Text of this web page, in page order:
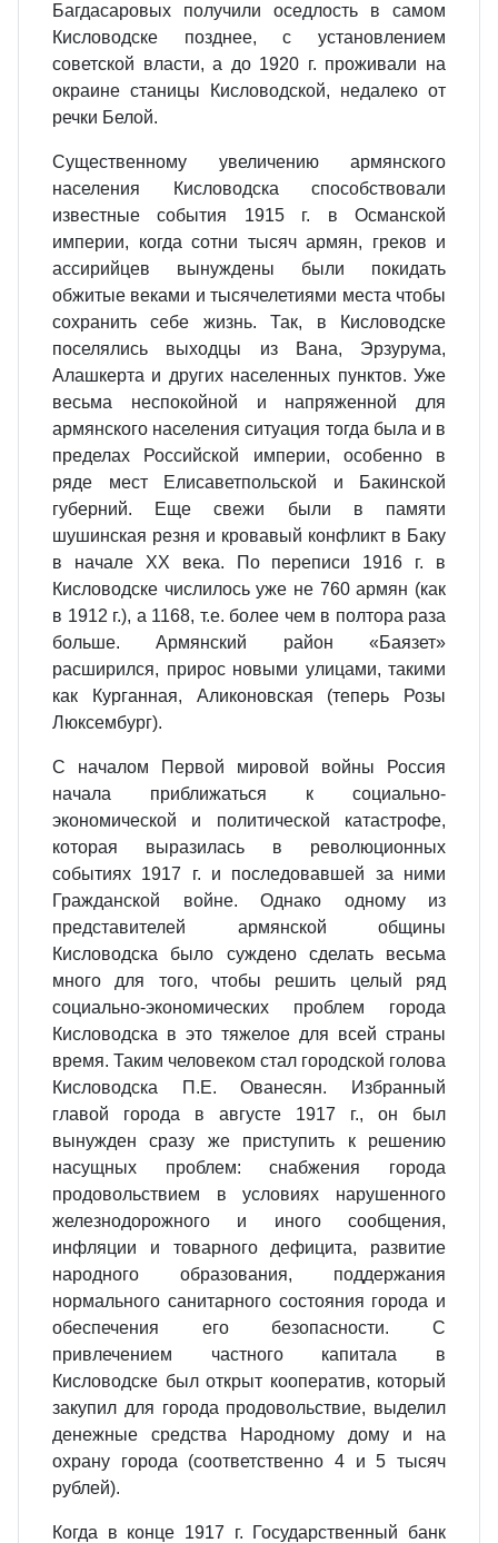
Багдасаровых получили оседлость в самом
Кисловодске позднее, с установлением
советской власти, а до 1920 г. проживали на
окраине станицы Кисловодской, недалеко от
речки Белой.
Существенному увеличению армянского
населения Кисловодска способствовали
известные события 1915 г. в Османской
империи, когда сотни тысяч армян, греков и
ассирийцев вынуждены были покидать
обжитые веками и тысячелетиями места чтобы
сохранить себе жизнь. Так, в Кисловодске
поселялись выходцы из Вана, Эрзурума,
Алашкерта и других населенных пунктов. Уже
весьма неспокойной и напряженной для
армянского населения ситуация тогда была и в
пределах Российской империи, особенно в
ряде мест Елисаветпольской и Бакинской
губерний. Еще свежи были в памяти
шушинская резня и кровавый конфликт в Баку
в начале ХХ века. По переписи 1916 г. в
Кисловодске числилось уже не 760 армян (как
в 1912 г.), а 1168, т.е. более чем в полтора раза
больше. Армянский район «Баязет»
расширился, прирос новыми улицами, такими
как Курганная, Аликоновская (теперь Розы
Люксембург).
С началом Первой мировой войны Россия
начала приближаться к социально-
экономической и политической катастрофе,
которая выразилась в революционных
событиях 1917 г. и последовавшей за ними
Гражданской войне. Однако одному из
представителей армянской общины
Кисловодска было суждено сделать весьма
много для того, чтобы решить целый ряд
социально-экономических проблем города
Кисловодска в это тяжелое для всей страны
время. Таким человеком стал городской голова
Кисловодска П.Е. Ованесян. Избранный
главой города в августе 1917 г., он был
вынужден сразу же приступить к решению
насущных проблем: снабжения города
продовольствием в условиях нарушенного
железнодорожного и иного сообщения,
инфляции и товарного дефицита, развитие
народного образования, поддержания
нормального санитарного состояния города и
обеспечения его безопасности. С
привлечением частного капитала в
Кисловодске был открыт кооператив, который
закупил для города продовольствие, выделил
денежные средства Народному дому и на
охрану города (соответственно 4 и 5 тысяч
рублей).
Когда в конце 1917 г. Государственный банк